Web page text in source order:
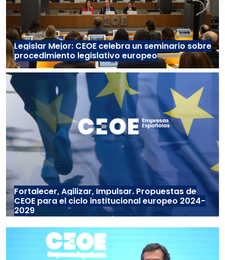
Legislar Mejor: CEOE celebra un seminario sobre
procedimiento legislativo europeo
Fortalecer, Agilizar, Impulsar. Propuestas de
CEOE para el ciclo institucional europeo 2024-
2029